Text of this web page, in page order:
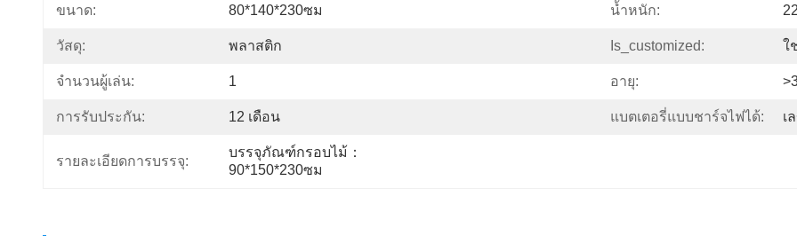
ขนาด: 80*140*230ซม น้ำหนัก:
วัสดุ: พลาสติก Is_customized: ใ
จำนวนผู้เล่น: 1 อายุ:
การรับประกัน: 12 เดือน แบตเตอรี่แบบชาร์จไฟได้: เ
รายละเอียดการบรรจุ:
บรรจุภัณฑ์กรอบไม้：
90*150*230ซม